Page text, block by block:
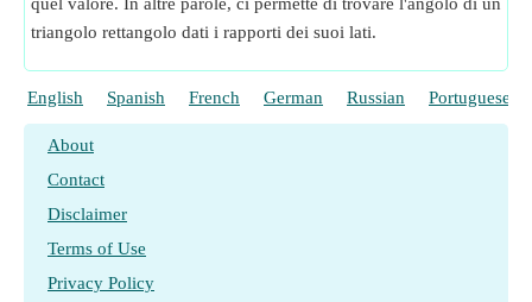
triangolo rettangolo dati i rapporti dei suoi lati.
English Spanish French German Russian Portuguese
About
Contact
Disclaimer
Terms of Use
Privacy Policy